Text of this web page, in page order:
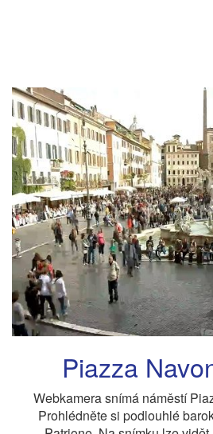
Piazza
Webkamera snímá náměstí
Prohlédněte si podlouhlé